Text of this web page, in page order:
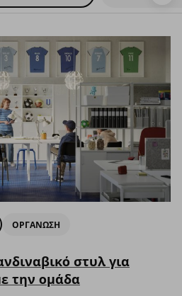
ΟΡΓΑΝΩΣΗ
στυλ για
την ομάδα